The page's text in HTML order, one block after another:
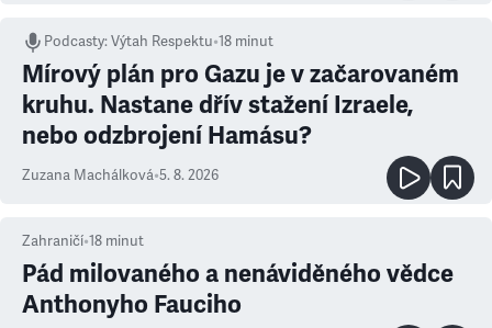
Podcasty:Výtah Respektu•18 minut
Mírový plán pro Gazu je v začarovaném
kruhu. Nastane dřív stažení Izraele,
nebo odzbrojení Hamásu?
Zuzana Machálková•5. 8. 2026
Zahraničí•18 minut
Pád milovaného a nenáviděného vědce
Anthonyho Fauciho